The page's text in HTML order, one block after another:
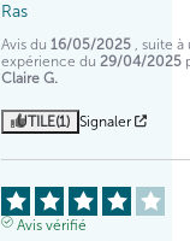
Ras
Avis du 16/05/2025
, suite
expérience du 29/04/2025
Claire G.
UTILE(1) Signaler
Avis vérifié